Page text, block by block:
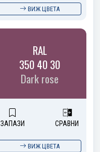
ВИЖ ЦВЕТА
RAL
350 40 30
Dark rose
ЗАПАЗИ СРАВНИ
ВИЖ ЦВЕТА